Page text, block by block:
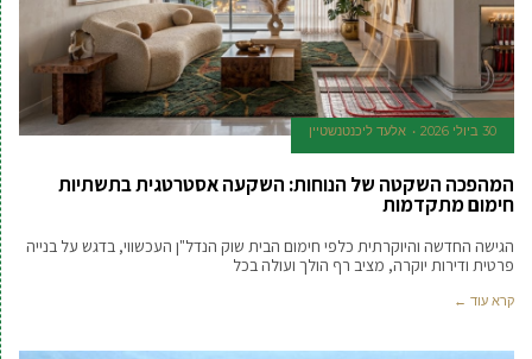
30 ביולי 2026 אלעד ליכנטנשטיין
המהפכה השקטה של הנוחות: השקעה אסטרטגית בתשתיות
חימום מתקדמות
הגישה החדשה והיוקרתית כלפי חימום הבית שוק הנדל"ן העכשווי, בדגש על בנייה
פרטית ודירות יוקרה, מציב רף הולך ועולה בכל
קרא עוד ←